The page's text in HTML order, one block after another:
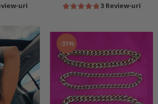
uri 3 Review-uri
-31%